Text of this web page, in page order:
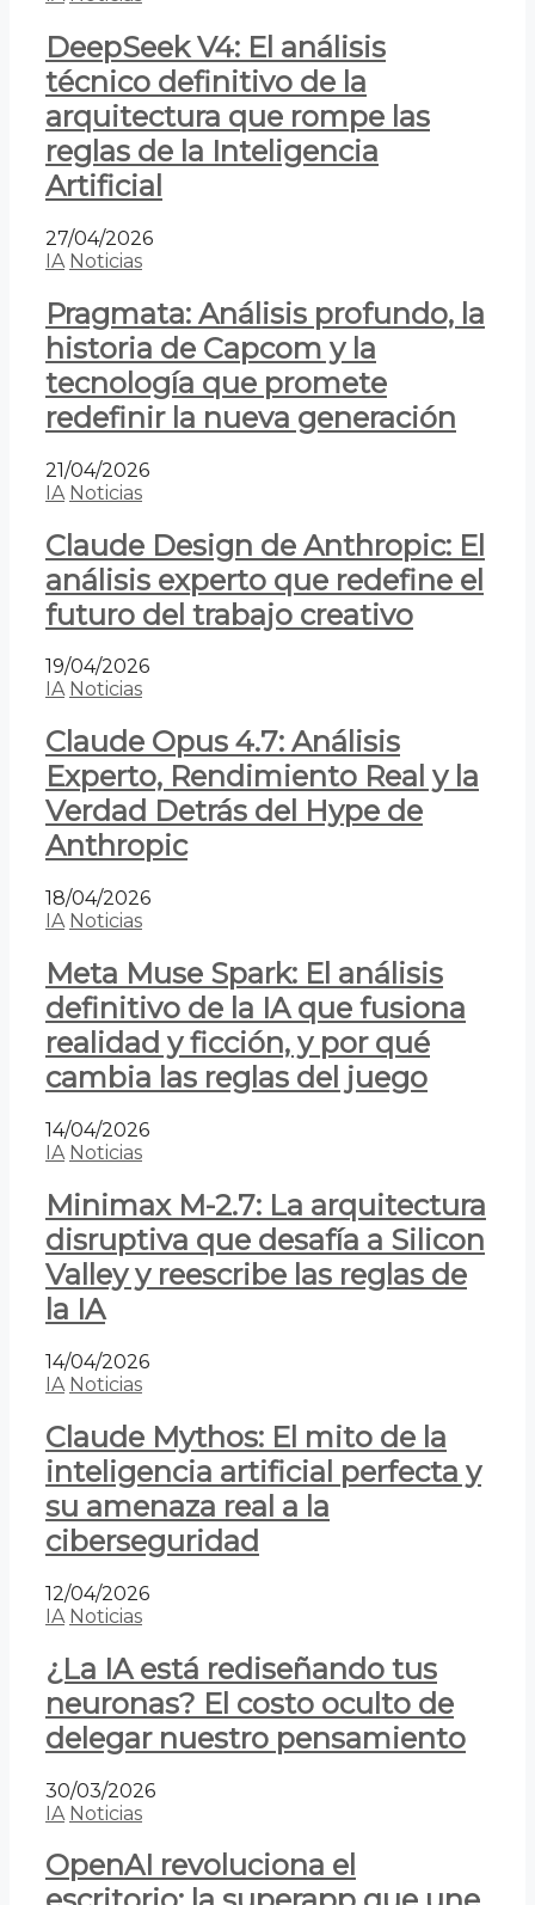
DeepSeek V4: El análisis
técnico definitivo de la
arquitectura que rompe las
reglas de la Inteligencia
Artificial
27/04/2026
IA Noticias
Pragmata: Análisis profundo, la
historia de Capcom y la
tecnología que promete
redefinir la nueva generación
21/04/2026
IA Noticias
Claude Design de Anthropic: El
análisis experto que redefine el
futuro del trabajo creativo
19/04/2026
IA Noticias
Claude Opus 4.7: Análisis
Experto, Rendimiento Real y la
Verdad Detrás del Hype de
Anthropic
18/04/2026
IA Noticias
Meta Muse Spark: El análisis
definitivo de la IA que fusiona
realidad y ficción, y por qué
cambia las reglas del juego
14/04/2026
IA Noticias
Minimax M-2.7: La arquitectura
disruptiva que desafía a Silicon
Valley y reescribe las reglas de
la IA
14/04/2026
IA Noticias
Claude Mythos: El mito de la
inteligencia artificial perfecta y
su amenaza real a la
ciberseguridad
12/04/2026
IA Noticias
¿La IA está rediseñando tus
neuronas? El costo oculto de
delegar nuestro pensamiento
30/03/2026
IA Noticias
OpenAI revoluciona el